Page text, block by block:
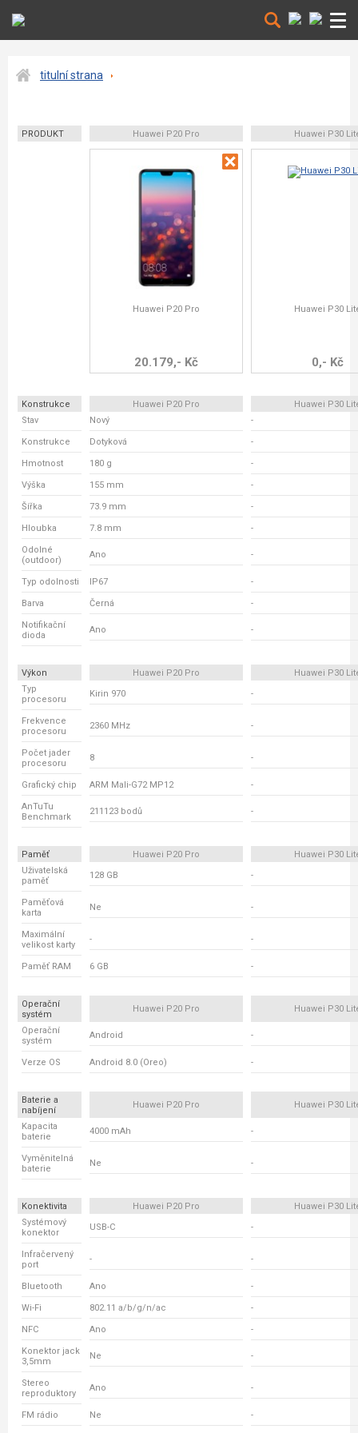
titulní strana
PRODUKT Huawei P20 Pro Huawei P30
Huawei P20 Pro
20.179,- Kč
Huawei P30
0,- Kč
Konstrukce Huawei P20 Pro
Huawei P30
Stav
Nový -
Konstrukce Dotyková -
Hmotnost 180 g -
Výška 155 mm -
Šířka 73.9 mm -
Hloubka 7.8 mm -
Odolné
(outdoor)
Ano -
Typ odolnosti IP67 -
Barva Černá -
Notifikační
dioda
Ano -
Výkon Huawei P20 Pro
Huawei P30
Typ
procesoru
Kirin 970 -
Frekvence
procesoru
2360 MHz -
Počet jader
procesoru
8 -
Grafický chip ARM Mali-G72 MP12 -
AnTuTu
Benchmark
211123 bodů -
Paměť Huawei P20 Pro
Huawei P30
Uživatelská
paměť
128 GB -
Paměťová
karta
Ne -
Maximální
velikost karty
- -
Paměť RAM 6 GB -
Operační
systém
Huawei P20 Pro Huawei P30
Operační
systém
Android -
Verze OS Android 8.0 (Oreo) -
Baterie a
nabíjení
Huawei P20 Pro Huawei P30
Kapacita
baterie
4000 mAh -
Vyměnitelná
baterie
Ne -
Konektivita Huawei P20 Pro
Huawei P30
Systémový
konektor
USB-C -
Infračervený
port
- -
Bluetooth Ano -
Wi-Fi 802.11 a/b/g/n/ac -
NFC Ano -
Konektor jack
3,5mm
Ne -
Stereo
reproduktory
Ano -
FM rádio Ne -